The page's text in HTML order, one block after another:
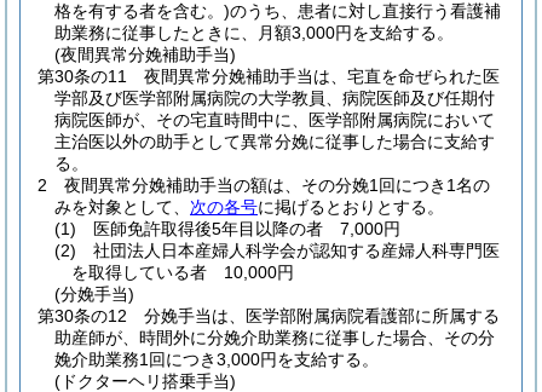
格を有する者を含む。)のうち、患者に対し直接行う看護補
助業務に従事したときに、月額3,000円を支給する。
(夜間異常分娩補助手当)
第30条の11
夜間異常分娩補助手当は、宅直を命ぜられた医
学部及び医学部附属病院の大学教員、病院医師及び任期付
病院医師が、その宅直時間中に、医学部附属病院において
主治医以外の助手として異常分娩に従事した場合に支給す
る。
2
夜間異常分娩補助手当の額は、その分娩1回につき1名の
みを対象として、 次の各号に掲げるとおりとする。
(1)
医師免許取得後5年目以降の者 7,000円
(2)
社団法人日本産婦人科学会が認知する産婦人科専門医
を取得している者 10,000円
(分娩手当)
第30条の12
分娩手当は、医学部附属病院看護部に所属する
助産師が、時間外に分娩介助業務に従事した場合、その分
娩介助業務1回につき3,000円を支給する。
(ドクターヘリ搭乗手当)